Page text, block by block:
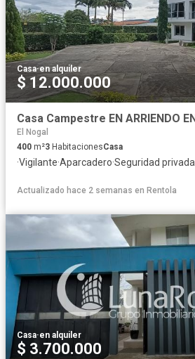
Casa·en alquiler
$ 12.000.000
El Nogal
400 m²3 HabitacionesCasa
·Vigilante·Aparcadero·Seguridad privada
Actualizado hace 2 semanas en Rentola
Casa·en alquiler
$ 3.700.000